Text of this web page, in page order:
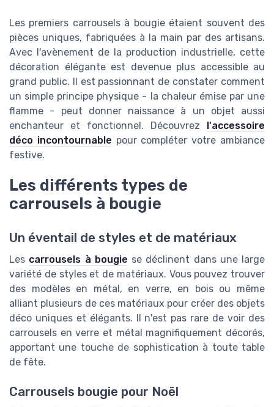
Les premiers carrousels à bougie étaient souvent des
pièces uniques, fabriquées à la main par des artisans.
Avec l'avènement de la production industrielle, cette
décoration élégante est devenue plus accessible au
grand public. Il est passionnant de constater comment
un simple principe physique - la chaleur émise par une
flamme - peut donner naissance à un objet aussi
enchanteur et fonctionnel. Découvrez l'accessoire
déco incontournable pour compléter votre ambiance
festive.
Les différents types de
carrousels à bougie
Un éventail de styles et de matériaux
Les carrousels à bougie se déclinent dans une large
variété de styles et de matériaux. Vous pouvez trouver
des modèles en métal, en verre, en bois ou même
alliant plusieurs de ces matériaux pour créer des objets
déco uniques et élégants. Il n'est pas rare de voir des
carrousels en verre et métal magnifiquement décorés,
apportant une touche de sophistication à toute table
de fête.
Carrousels bougie pour Noël